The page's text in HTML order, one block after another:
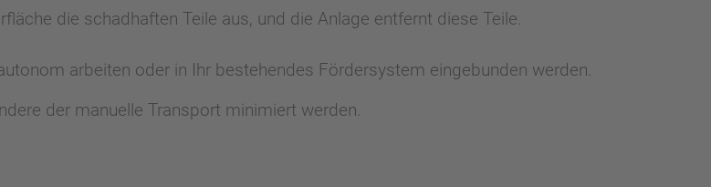
die schadhaften Teile aus, und die Anlage entfernt diese Teile.
arbeiten oder in Ihr bestehendes Fördersystem eingebunden werden.
der manuelle Transport minimiert werden.